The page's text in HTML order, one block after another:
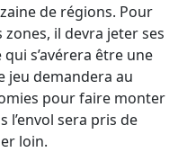
de régions. Pour
il devra jeter ses
s’avérera être une
jeu demandera au
pour faire monter
l’envol sera pris de
loin.